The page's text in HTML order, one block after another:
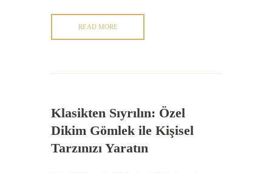
READ MORE
Klasikten Sıyrılın: Özel
Dikim Gömlek ile Kişisel
Tarzınızı Yaratın